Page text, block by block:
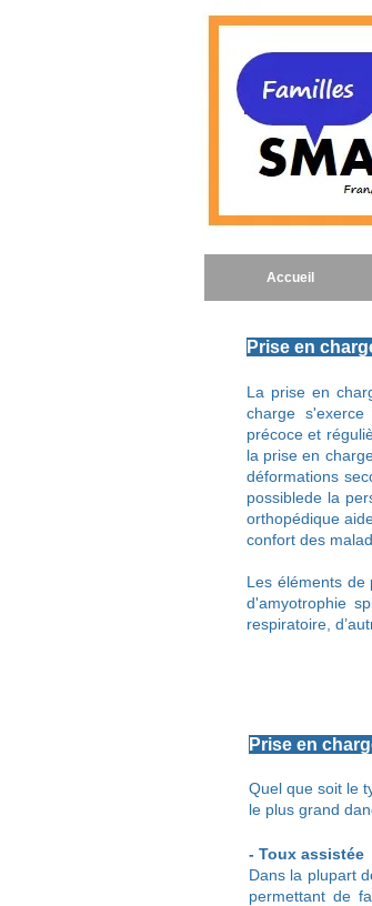
Prise en
La prise en
charge
précoce et
la prise en
déformations
possiblede la
orthopédique
confort des
Les éléments de
d'amyotrophie
respiratoire,
Prise en
Quel que soit le
le plus grand
- Toux assistée
Dans la plupart
permettant de
Accueil